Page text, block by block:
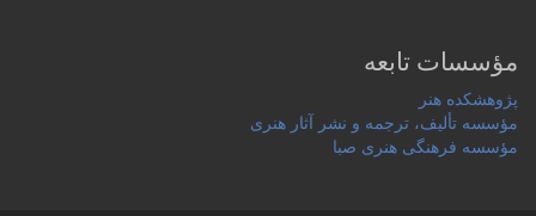
مؤسسات تابعه
پژوهشکده هنر
مؤسسه تألیف، ترجمه و نشر آثار هنری
مؤسسه فرهنگی هنری صبا